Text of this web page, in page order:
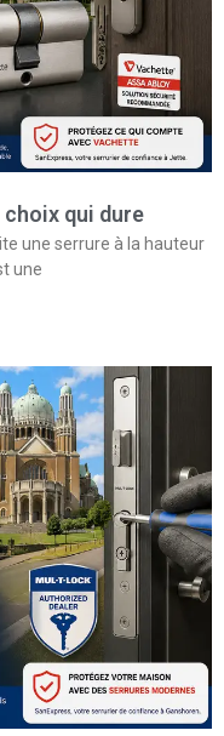
qui dure
une serrure à la hauteur
une